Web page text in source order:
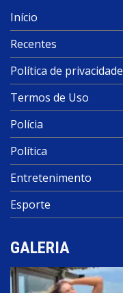
Início
Recentes
Política de privacidade
Termos de Uso
Polícia
Política
Entretenimento
Esporte
GALERIA